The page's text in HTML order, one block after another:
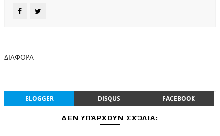
ΔΙΑΦΟΡΑ
BLOGGER DISQUS FACEBOOK
ΔΕΝ ΥΠΆΡΧΟΥΝ ΣΧΌΛΙΑ: